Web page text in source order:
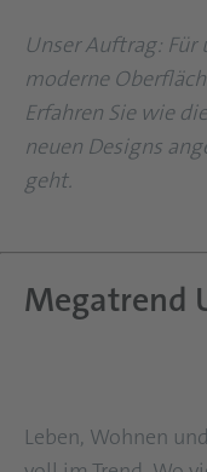
Unser Auftrag:
moderne
Erfahren Sie wie
neuen Designs
geht.
Megatrend
Leben, Wohnen